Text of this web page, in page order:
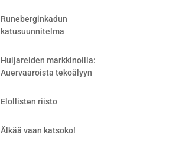
Runeberginkadun
katusuunnitelma
Huijareiden markkinoilla:
Auervaaroista tekoälyyn
Elollisten riisto
Älkää vaan katsoko!